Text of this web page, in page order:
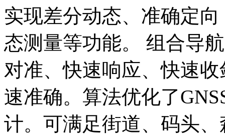
实现差分动态、准确定
态测量等功能。 组合导
对准、快速响应、快速
速准确。算法优化了
计。可满足街道、码头